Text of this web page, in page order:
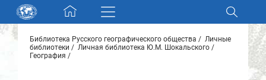
Skip navigation
Разделы и коллекции
Библиотека Русского географического общества
Личные
библиотеки
Личная библиотека Ю.М. Шокальского
География